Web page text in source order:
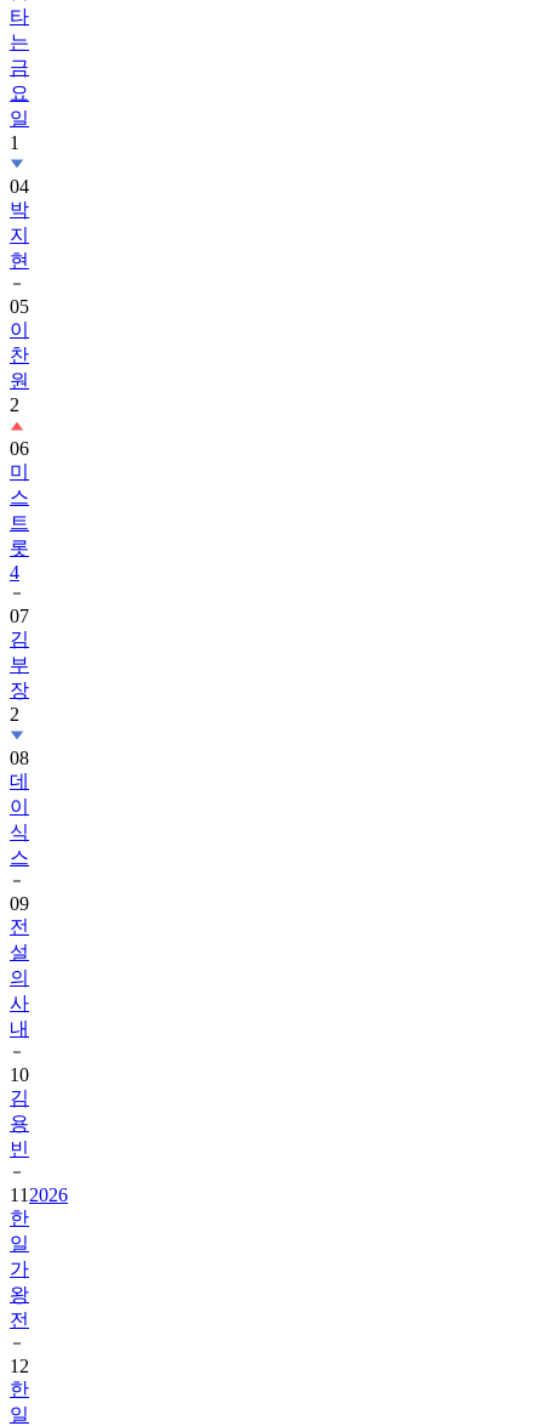
타
는
금
요
일
1
04
박
지
현
05
이
찬
원
2
06
미
스
트
롯
4
07
김
부
장
2
08
데
이
식
스
09
전
설
의
사
내
10
김
용
빈
11 2026
한
일
가
왕
전
12
한
일